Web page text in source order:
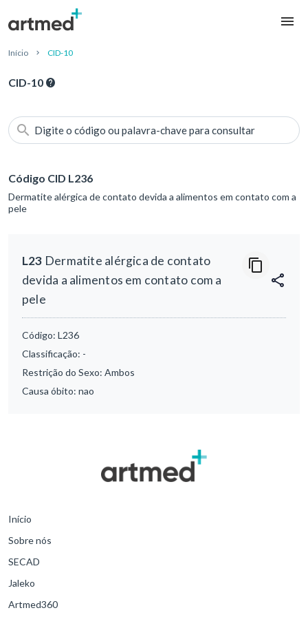
Início CID-10
CID-10
Digite o código ou palavra-chave para consultar
Código CID L236
Dermatite alérgica de contato devida a alimentos em contato com a
pele
L23 Dermatite alérgica de contato
devida a alimentos em contato com a
pele
Código: L236
Classificação: -
Restrição do Sexo: Ambos
Causa óbito: nao
Início
Sobre nós
SECAD
Jaleko
Artmed360